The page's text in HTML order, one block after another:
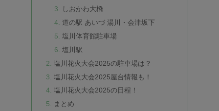
しおかわ大橋
道の駅 あいづ 湯川・会津坂下
塩川体育館駐車場
塩川駅
塩川花火大会2025の駐車場は？
塩川花火大会2025屋台情報も！
塩川花火大会2025の日程！
まとめ